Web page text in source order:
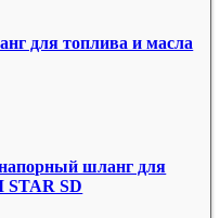
для топлива и масла
шланг для
STAR SD